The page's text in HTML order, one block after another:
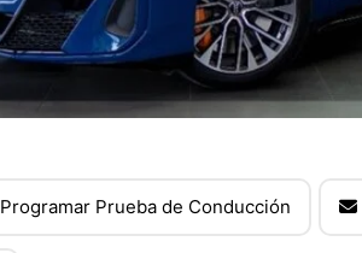
Programar Prueba de Conducción